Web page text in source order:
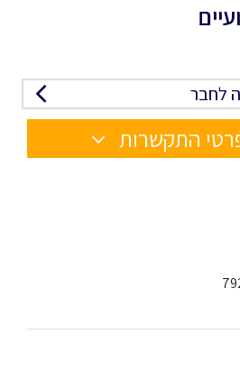
לחבר
התקשרות